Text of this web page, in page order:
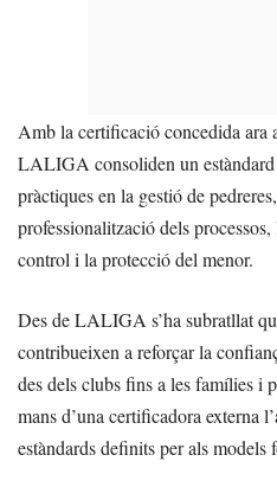
Amb la certificació concedida
LALIGA consoliden un estàndard
pràctiques en la gestió de
professionalització dels
control i la protecció del menor.
Des de LALIGA s’ha subratllat
contribueixen a reforçar la
des dels clubs fins a les famílies i
mans d’una certificadora externa
estàndards definits per als models